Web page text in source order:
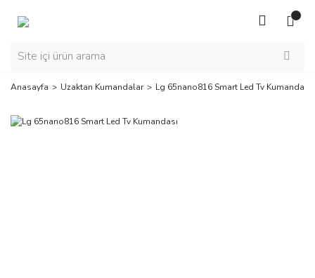
Anasayfa Uzaktan Kumandalar Lg 65nano816 Smart Led Tv Kumandası